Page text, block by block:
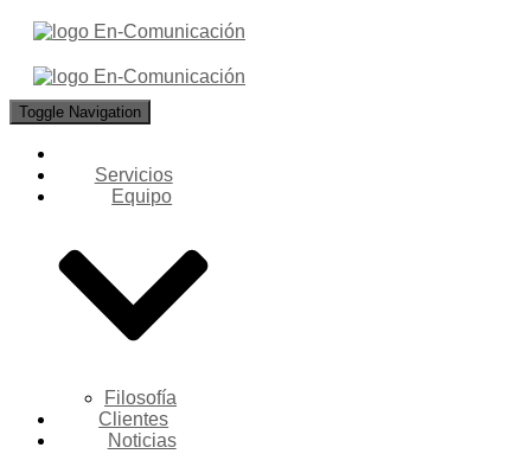
Toggle Navigation
Servicios
Equipo
Filosofía
Clientes
Noticias